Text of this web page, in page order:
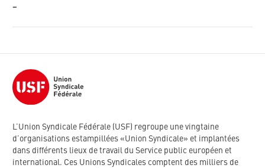
–
L’Union Syndicale Fédérale (USF) regroupe une vingtaine
d’organisations estampillées «Union Syndicale» et implantées
dans différents lieux de travail du Service public européen et
international. Ces Unions Syndicales comptent des milliers de